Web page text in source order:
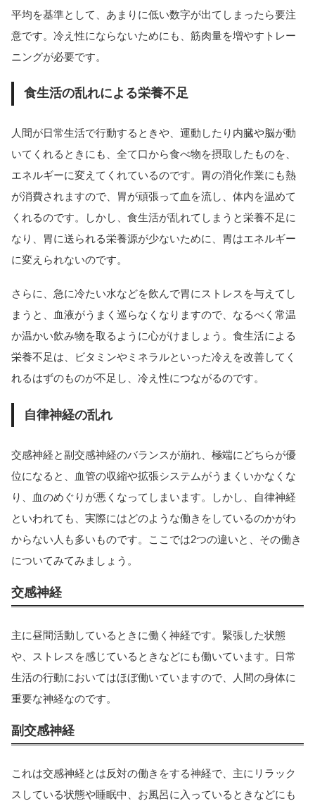
平均を基準として、あまりに低い数字が出てしまったら要注
意です。冷え性にならないためにも、筋肉量を増やすトレー
ニングが必要です。
食生活の乱れによる栄養不足
人間が日常生活で行動するときや、運動したり内臓や脳が動
いてくれるときにも、全て口から食べ物を摂取したものを、
エネルギーに変えてくれているのです。胃の消化作業にも熱
が消費されますので、胃が頑張って血を流し、体内を温めて
くれるのです。しかし、食生活が乱れてしまうと栄養不足に
なり、胃に送られる栄養源が少ないために、胃はエネルギー
に変えられないのです。
さらに、急に冷たい水などを飲んで胃にストレスを与えてし
まうと、血液がうまく巡らなくなりますので、なるべく常温
か温かい飲み物を取るように心がけましょう。食生活による
栄養不足は、ビタミンやミネラルといった冷えを改善してく
れるはずのものが不足し、冷え性につながるのです。
自律神経の乱れ
交感神経と副交感神経のバランスが崩れ、極端にどちらが優
位になると、血管の収縮や拡張システムがうまくいかなくな
り、血のめぐりが悪くなってしまいます。しかし、自律神経
といわれても、実際にはどのような働きをしているのかがわ
からない人も多いものです。ここでは2つの違いと、その働き
についてみてみましょう。
交感神経
主に昼間活動しているときに働く神経です。緊張した状態
や、ストレスを感じているときなどにも働いています。日常
生活の行動においてはほぼ働いていますので、人間の身体に
重要な神経なのです。
副交感神経
これは交感神経とは反対の働きをする神経で、主にリラック
スしている状態や睡眠中、お風呂に入っているときなどにも